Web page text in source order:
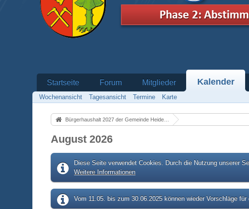
Startseite Forum Mitglieder Kalender
Wochenansicht Tagesansicht Termine Karte
Bürgerhaushalt 2027 der Gemeinde Heidenrod
August 2026
Diese Seite verwendet Cookies. Durch die Nutzung unserer
Weitere Informationen
Vom 11.05. bis zum 30.06.2025 können wieder Vorschläge